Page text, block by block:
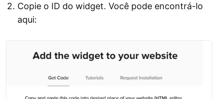
Copie o ID do widget. Você pode encontrá-lo
aqui: